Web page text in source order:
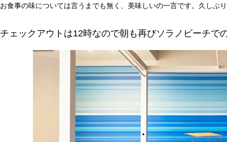
お食事の味については言うまでも無く、美味しいの一言です。久しぶ
チェックアウトは12時なので朝も再びソラノビーチで